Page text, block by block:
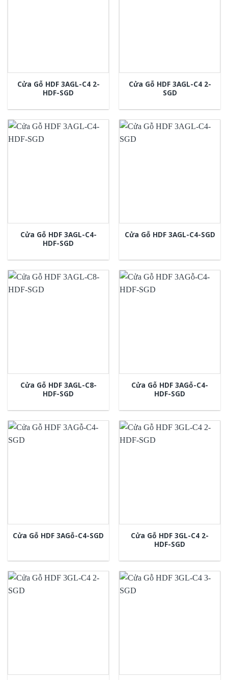
Cửa Gỗ HDF 3AGL-C4 2-
HDF-SGD
Cửa Gỗ HDF 3AGL-C4 2-
SGD
Cửa Gỗ HDF 3AGL-C4-
HDF-SGD
Cửa Gỗ HDF 3AGL-C4-SGD
Cửa Gỗ HDF 3AGL-C8-
HDF-SGD
Cửa Gỗ HDF 3AGỗ-C4-
HDF-SGD
Cửa Gỗ HDF 3AGỗ-C4-SGD
Cửa Gỗ HDF 3GL-C4 2-
HDF-SGD